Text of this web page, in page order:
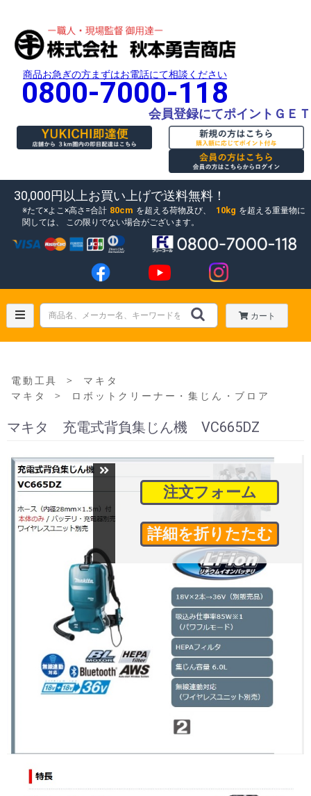
商品お急ぎの方まずはお電話にて相談ください
0800-7000-118
会員登録にてポイントＧＥＴ
30,000円以上お買い上げで送料無料！
たて×よこ×高さ=合計 80cm を超える荷物及び、 10kg を超える重量物に
関しては、
この限りでない場合がございます。
カート
電動工具 ＞
マキタ
マキタ
＞ ロボットクリーナー・集じん・ブロア
マキタ 充電式背負集じん機 VC665DZ
注文フォーム